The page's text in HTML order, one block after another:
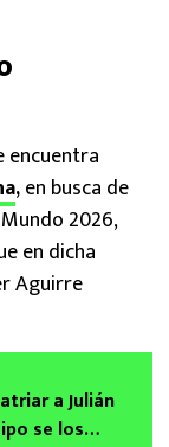
encuentra
,en busca de
2026,
en dicha
Aguirre
a Julián
se los